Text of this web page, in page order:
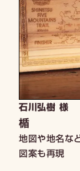
石川弘樹 様
楯
地図や地名な
図案も再現